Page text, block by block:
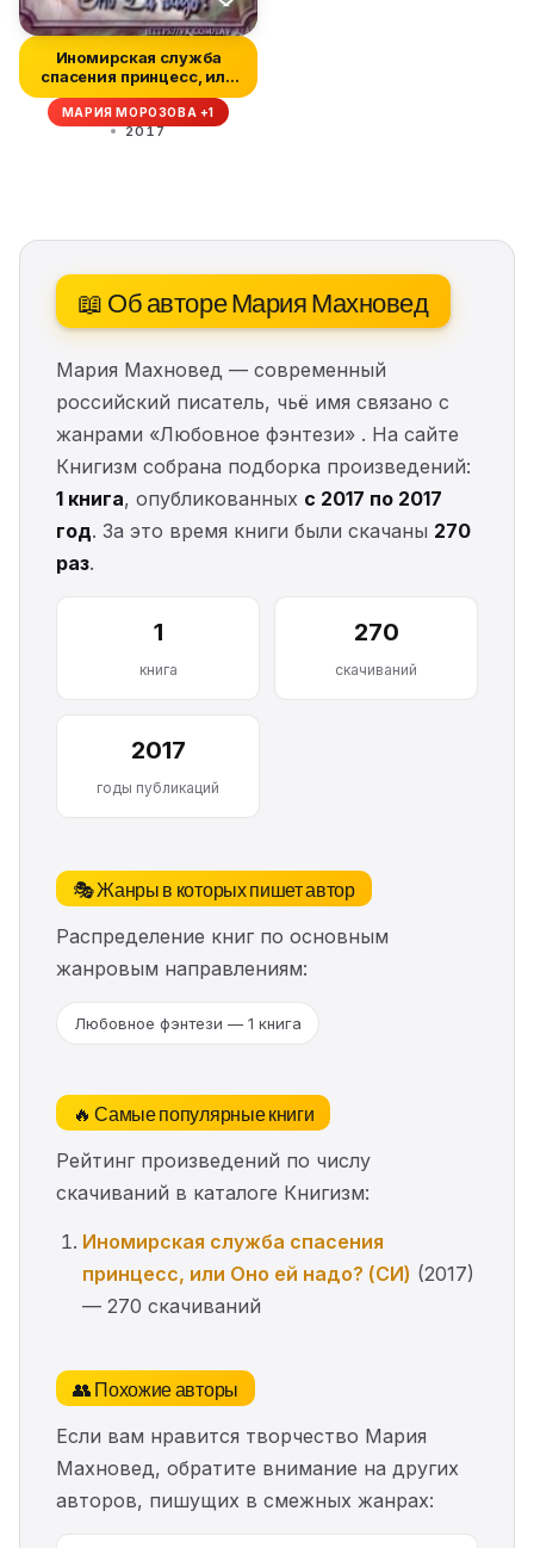
Иномирская служба
спасения принцесс, или
Оно ей на...
МАРИЯ МОРОЗОВА +1
2017
📖 Об авторе Мария Махновед
Мария Махновед — современный
российский писатель, чьё имя связано с
жанрами «Любовное фэнтези» . На сайте
Книгизм собрана подборка произведений:
1 книга, опубликованных с 2017 по 2017
год. За это время книги были скачаны 270
раз.
1
книга
270
скачиваний
2017
годы публикаций
🎭 Жанры в которых пишет автор
Распределение книг по основным
жанровым направлениям:
Любовное фэнтези — 1 книга
🔥 Самые популярные книги
Рейтинг произведений по числу
скачиваний в каталоге Книгизм:
Иномирская служба спасения
принцесс, или Оно ей надо? (СИ) (2017)
— 270 скачиваний
👥 Похожие авторы
Если вам нравится творчество Мария
Махновед, обратите внимание на других
авторов, пишущих в смежных жанрах: